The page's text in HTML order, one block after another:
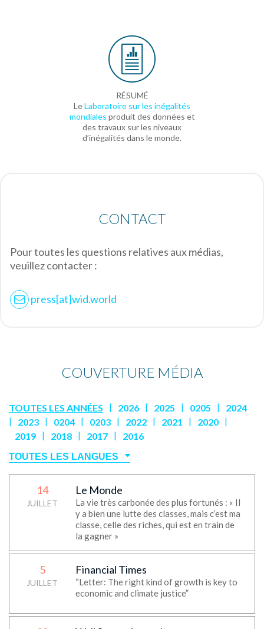
RÉSUMÉ
LeLaboratoire sur les inégalités
mondiales produit des données et
des travaux sur les niveaux
d’inégalités dans le monde.
CONTACT
Pour toutes les questions relatives aux médias,
veuillez contacter :
press[at]wid.world
COUVERTURE MÉDIA
TOUTES LES ANNÉES | 2026 | 2025 | 0205 |
2024
|
2023 | 0204 | 0203 | 2022 | 2021 | 2020 |
2019 | 2018 | 2017 | 2016
Pas de média
14
JUILLET
Le Monde
La vie très carbonée des plus fortunés : « Il
y a bien une lutte des classes, mais c’est ma
classe, celle des riches, qui est en train de
la gagner »
5
JUILLET
Financial Times
“Letter: The right kind of growth is key to
economic and climate justice”